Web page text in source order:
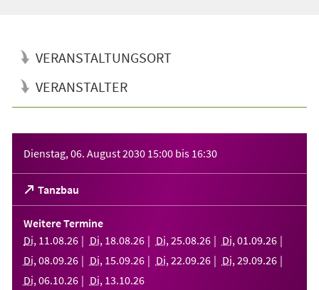
VERANSTALTUNGSORT
VERANSTALTER
Dienstag, 06. August 2030 15:00 bis 16:30
Tanzbau
(Öffnet
in
einem
neuen
Tab)
Weitere Termine
Di, 11 .08.26 Di, 18.08.26 Di, 25.08.26 Di, 01 .09.26
Di, 08.09.26 Di, 15.09.26 Di, 22.09.26 Di, 29.09.26
Di, 06.10.26 Di, 13.10.26